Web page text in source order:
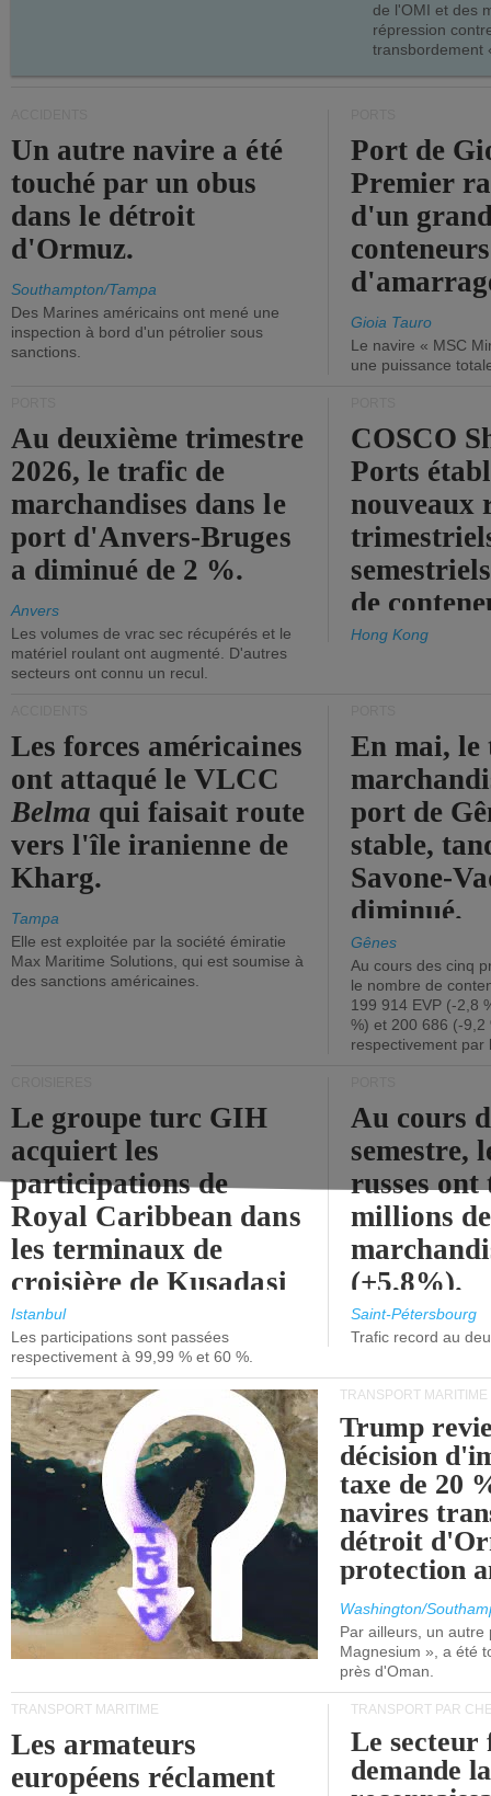
de l'OMI et des
répression
transbordement
Un autre navire a été
touché par un obus
dans le détroit
d'Ormuz.
Southampton/Tampa
Des Marines américains ont mené une
inspection à bord d'un pétrolier sous
sanctions.
Port de
Premier
d'un
Gioia Tauro
Le navire « MSC
une puissance
Au deuxième trimestre
2026, le trafic de
marchandises dans le
port d'Anvers-Bruges
a diminué de 2 %.
Anvers
Les volumes de vrac sec récupérés et le
matériel roulant ont augmenté. D'autres
secteurs ont connu un recul.
COSCO
Ports
nouveaux
de
Hong Kong
Les forces américaines
ont attaqué le VLCC
Belma qui faisait route
vers l'île iranienne de
Kharg.
Tampa
Elle est exploitée par la société émiratie
Max Maritime Solutions, qui est soumise à
des sanctions américaines.
En mai, le
port de
stable,
Savone-
diminué.
Gênes
Au cours des cinq
le nombre de
199 914 EVP (-2,8
%) et 200 686 (-9,2
respectivement par
Le groupe turc GIH
acquiert les
participations de
Royal Caribbean dans
les terminaux de
croisière de Kusadasi
et de Lisbonne.
Istanbul
Les participations sont passées
respectivement à 99,99 % et 60 %.
Au cours
semestre,
russes
millions
(+5,8%).
Saint-Pétersbourg
Trafic record au
TRANSPORT MARITIME
Trump
décision
taxe de 20
navires
détroit
protection
Washington/
Par ailleurs, un autre
Magnesium », a été
près d'Oman.
TRANSPORT MARITIME
Les armateurs
européens réclament
TRANSPORT PAR
Le
demande la